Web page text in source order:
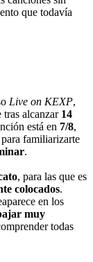
que todavía
Live on KEXP,
alcanzar 14
está en 7/8,
para familiarizarte
.
, para las que es
colocados.
en los
muy
todas